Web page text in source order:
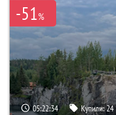
-51%
05:22:32 Купили:24